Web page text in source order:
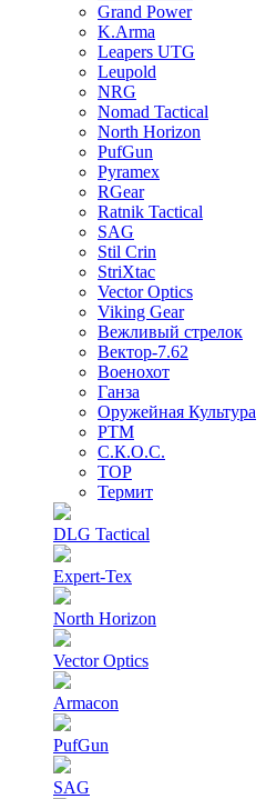
Grand Power
K.Arma
Leapers UTG
Leupold
NRG
Nomad Tactical
North Horizon
PufGun
Pyramex
RGear
Ratnik Tactical
SAG
Stil Crin
StriXtac
Vector Optics
Viking Gear
Вежливый стрелок
Вектор-7.62
Военохот
Ганза
Оружейная Культура
РТМ
С.К.О.С.
ТОР
Термит
DLG Tactical
Expert-Tex
North Horizon
Vector Optics
Armacon
PufGun
SAG